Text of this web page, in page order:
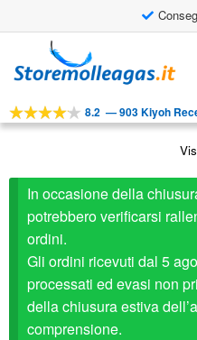
alla
al
STRUMENTI
APPLICAZIONI
SERVIZIO CLIENTI
FAQ
8.2 —903 Kiyoh
In occasione della
potrebbero verificarsi
ordini.
Gli ordini ricevuti dal 5
processati ed evasi non
della chiusura estiva
comprensione.